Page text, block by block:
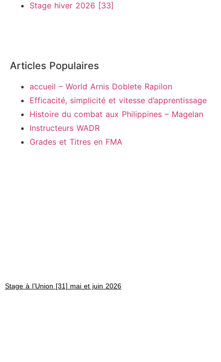
Stage hiver 2026 [33]
Articles Populaires
accueil – World Arnis Doblete Rapilon
Efficacité, simplicité et vitesse d’apprentissage
Histoire du combat aux Philippines – Magelan
Instructeurs WADR
Grades et Titres en FMA
Stage à l’Union [31] mai et juin 2026